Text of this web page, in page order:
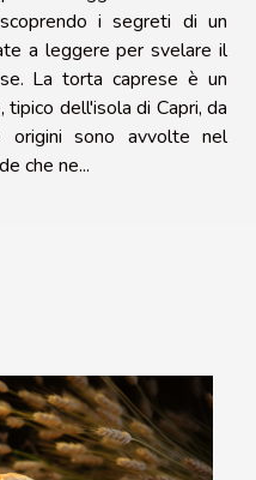
i segreti di un
a leggere per svelare il
La torta caprese è un
dell'isola di Capri, da
sono avvolte nel
che ne...